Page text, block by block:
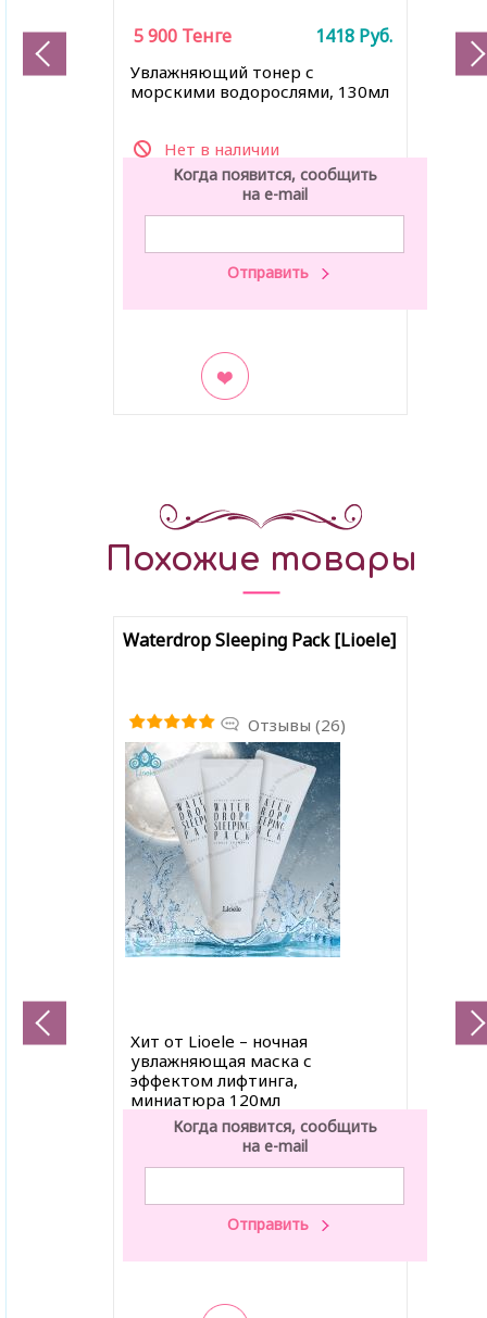
Увлажняющий тонер с
морскими водорослями, 130мл
Нет в наличии
5 900 Тенге 1418 Руб.
Когда появится, сообщить
на e-mail
Похожие товары
Waterdrop Sleeping Pack [Lioele]
Отзывы (26)
Хит от Lioele – ночная
увлажняющая маска с
эффектом лифтинга,
миниатюра 120мл
Когда появится, сообщить
на e-mail